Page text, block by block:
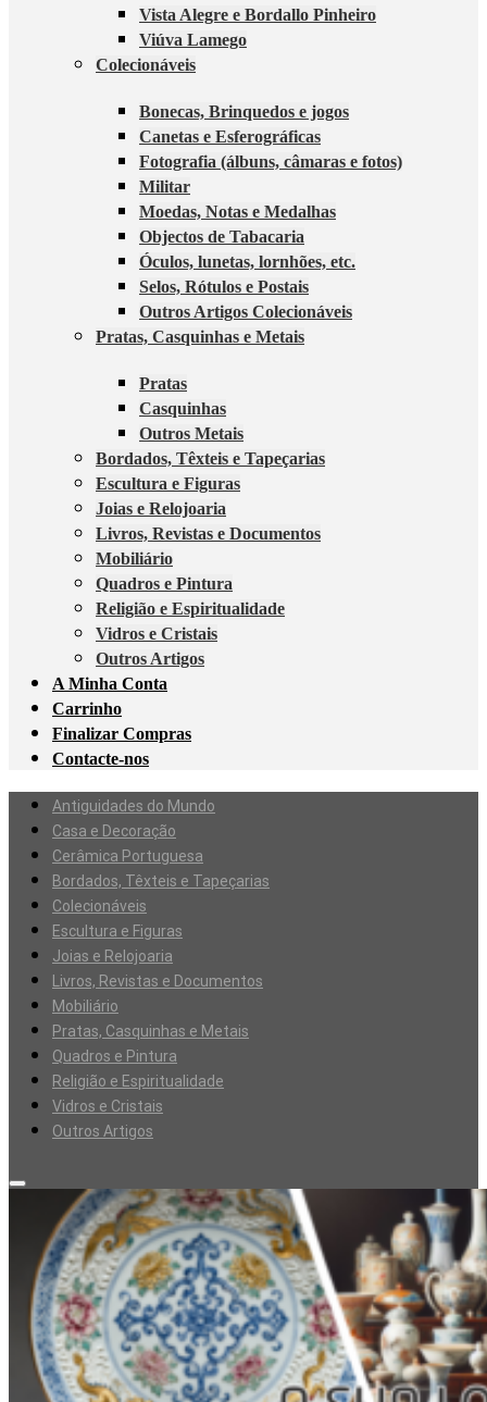
Vista Alegre e Bordallo Pinheiro
Viúva Lamego
Colecionáveis
Bonecas, Brinquedos e jogos
Canetas e Esferográficas
Fotografia (álbuns, câmaras e fotos)
Militar
Moedas, Notas e Medalhas
Objectos de Tabacaria
Óculos, lunetas, lornhões, etc.
Selos, Rótulos e Postais
Outros Artigos Colecionáveis
Pratas, Casquinhas e Metais
Pratas
Casquinhas
Outros Metais
Bordados, Têxteis e Tapeçarias
Escultura e Figuras
Joias e Relojoaria
Livros, Revistas e Documentos
Mobiliário
Quadros e Pintura
Religião e Espiritualidade
Vidros e Cristais
Outros Artigos
A Minha Conta
Carrinho
Finalizar Compras
Contacte-nos
Antiguidades do Mundo
Casa e Decoração
Cerâmica Portuguesa
Bordados, Têxteis e Tapeçarias
Colecionáveis
Escultura e Figuras
Joias e Relojoaria
Livros, Revistas e Documentos
Mobiliário
Pratas, Casquinhas e Metais
Quadros e Pintura
Religião e Espiritualidade
Vidros e Cristais
Outros Artigos